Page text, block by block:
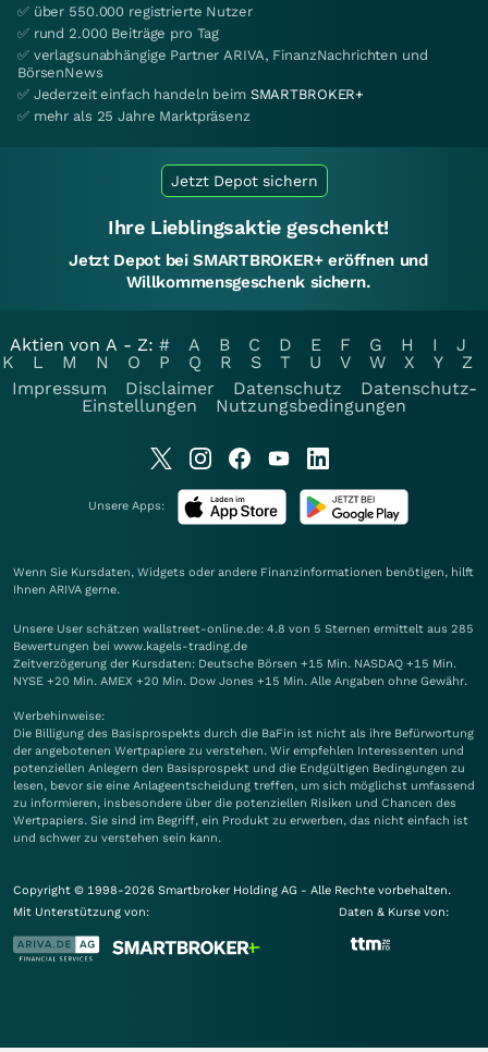
✅ über 550.000 registrierte Nutzer
✅ rund 2.000 Beiträge pro Tag
✅ verlagsunabhängige Partner ARIVA, FinanzNachrichten und
BörsenNews
✅ Jederzeit einfach handeln beim SMARTBROKER+
✅ mehr als 25 Jahre Marktpräsenz
Jetzt Depot sichern
Ihre Lieblingsaktie geschenkt!
Jetzt Depot bei SMARTBROKER+ eröffnen und
Willkommensgeschenk sichern.
Aktien von A - Z: # A B C D E F G H I
J
K
L M N O P Q R S T U V W X Y
Z
Impressum
Disclaimer Datenschutz
Datenschutz-
Einstellungen
Nutzungsbedingungen
Unsere Apps:
Wenn Sie Kursdaten, Widgets oder andere Finanzinformationen benötigen, hilft
Ihnen ARIVA gerne.
Unsere User schätzen wallstreet-online.de: 4.8 von 5 Sternen ermittelt aus 285
Bewertungen bei www.kagels-trading.de
Zeitverzögerung der Kursdaten: Deutsche Börsen +15 Min. NASDAQ +15 Min.
NYSE +20 Min. AMEX +20 Min. Dow Jones +15 Min. Alle Angaben ohne Gewähr.
Werbehinweise:
Die Billigung des Basisprospekts durch die BaFin ist nicht als ihre Befürwortung
der angebotenen Wertpapiere zu verstehen. Wir empfehlen Interessenten und
potenziellen Anlegern den Basisprospekt und die Endgültigen Bedingungen zu
lesen, bevor sie eine Anlageentscheidung treffen, um sich möglichst umfassend
zu informieren, insbesondere über die potenziellen Risiken und Chancen des
Wertpapiers. Sie sind im Begriff, ein Produkt zu erwerben, das nicht einfach ist
und schwer zu verstehen sein kann.
Copyright © 1998-2026 Smartbroker Holding AG - Alle Rechte vorbehalten.
Mit Unterstützung von:
Daten & Kurse von: